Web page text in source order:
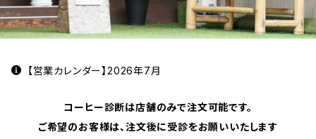
【営業カレンダー】2026年7月
コーヒー診断は店舗のみで注文可能です。
ご希望のお客様は、注文後に受診をお願いいたします